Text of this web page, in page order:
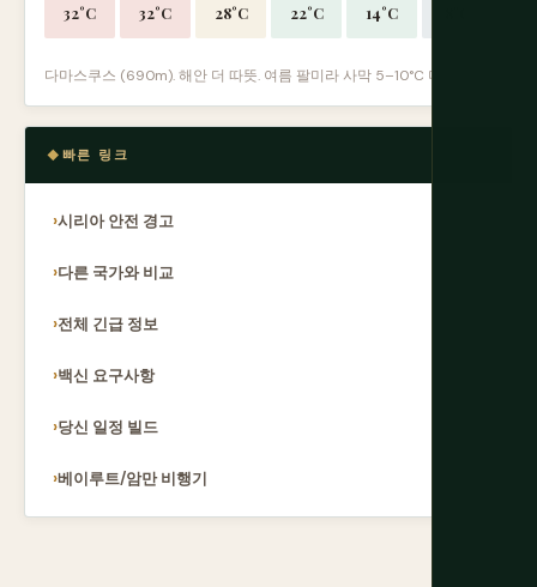
32°C 32°C 28°C 22°C 14°C
다마스쿠스 (690m). 해안 더 따뜻. 여름 팔미라 사막 5–10°C 더 더움.
빠른 링크
시리아 안전 경고
다른 국가와 비교
전체 긴급 정보
백신 요구사항
당신 일정 빌드
베이루트/암만 비행기